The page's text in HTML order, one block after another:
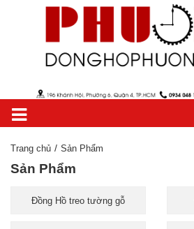
Trang chủ Sản Phẩm
Sản Phẩm
Đồng Hồ treo tường gỗ